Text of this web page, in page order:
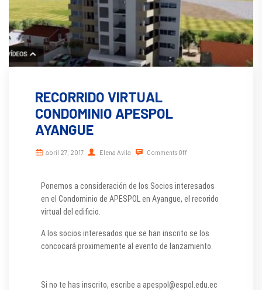
RECORRIDO VIRTUAL
CONDOMINIO APESPOL
AYANGUE
abril 27, 2017 Elena Avila Comments Off
Ponemos a consideración de los Socios interesados
en el Condominio de APESPOL en Ayangue, el recorido
virtual del edificio.
A los socios interesados que se han inscrito se los
concocará proximemente al evento de lanzamiento.
Si no te has inscrito, escribe a apespol@espol.edu.ec